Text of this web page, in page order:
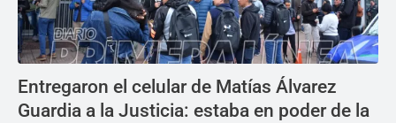
Entregaron el celular de Matías Álvarez
Guardia a la Justicia: estaba en poder de la